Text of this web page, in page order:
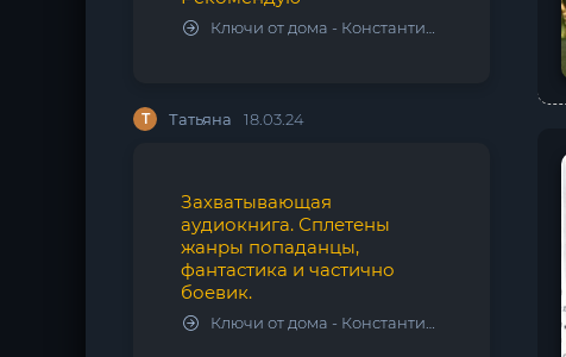
Ключи от дома - Константин Калбазов
Т Татьяна 18.03.24
Захватывающая
аудиокнига. Сплетены
жанры попаданцы,
фантастика и частично
боевик.
Ключи от дома - Константин Калбазов